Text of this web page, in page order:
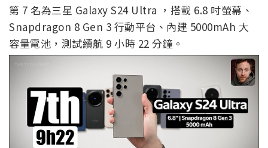
第 7 名為三星 Galaxy S24 Ultra ，搭載 6.8 吋螢幕、
Snapdragon 8 Gen 3 行動平台、內建 5000mAh 大
容量電池，測試續航 9 小時 22 分鐘。